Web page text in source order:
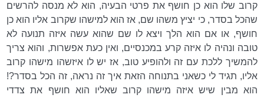
קרוב שלו הוא כן חושף את פרטי הבעיה, הוא לא מנסה להרשים
שהכל בסדר, כי יציץ משהו שם, אז הוא למישהו שקרוב אליו הוא כן
חושף, או אם הוא הלך ויצא לו שם שהוא עשה איזה תנועה לא
טובה ונהיה לו איזה קרע במכנסיים, ואין כעת אפשרות, והוא צריך
להמשיך ללכת עם זה ולהופיע טוב, אז יש לו איזשהו מישהו קרוב
אליו, תגיד לי כשאני בתנוחה הזאת איך זה נראה, זה הכל בסדר?!
הוא מבין שיש איזה מישהו קרוב שאליו הוא חושף את צדדי